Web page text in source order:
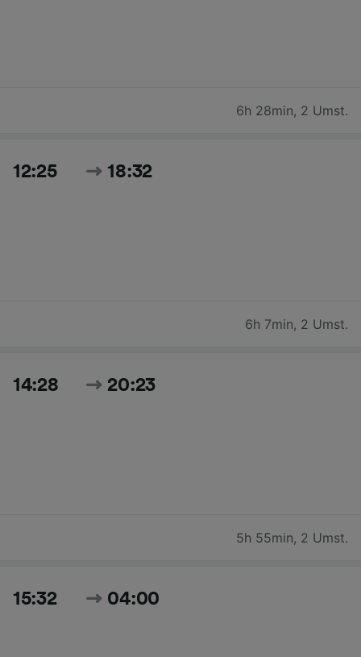
6h 28min, 2 Umst.
12:25 18:32
6h 7min, 2 Umst.
14:28 20:23
5h 55min, 2 Umst.
15:32 04:00